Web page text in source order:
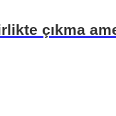
çıkma